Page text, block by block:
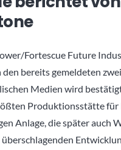
Fortescue Future
den bereits gemeldeten
Medien wird
Produktionsstätte für
Anlage, die später auch